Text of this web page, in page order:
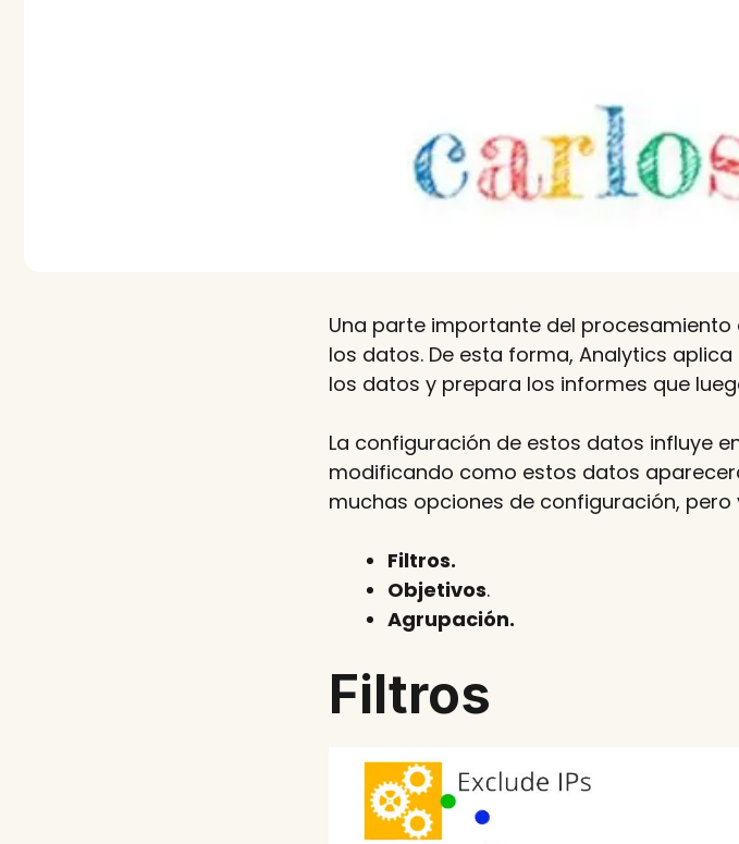
Una parte importante del
los datos. De esta forma, Analytics
los datos y prepara los informes que
La configuración de estos datos influye
modificando como estos datos
muchas opciones de configuración,
Filtros.
Objetivos.
Agrupación.
Filtros